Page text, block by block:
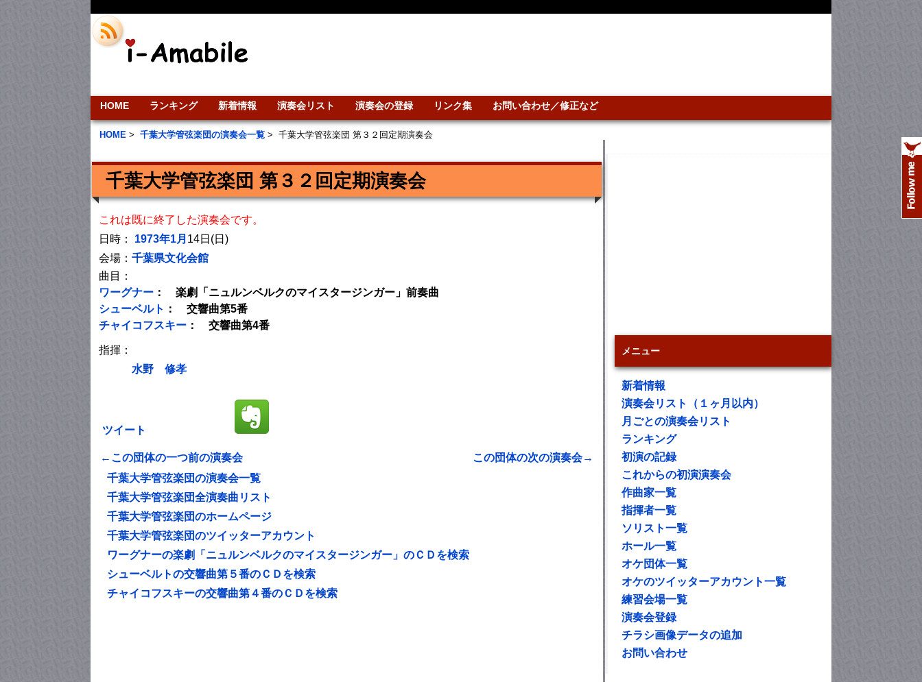
HOME ランキング 新着情報 演奏会リスト 演奏会の登録 リンク集 お問い合わせ／修正など
HOME > 千葉大学管弦楽団の演奏会一覧 > 千葉大学管弦楽団 第３２回定期演奏会
千葉大学管弦楽団 第３２回定期演奏会
これは既に終了した演奏会です。
日時： 1973年1月 14日(日)
会場： 千葉県文化会館
曲目：
ワーグナー ： 楽劇「ニュルンベルクのマイスタージンガー」前奏曲
シューベルト ： 交響曲第5番
チャイコフスキー ： 交響曲第4番
指揮：
水野 修孝
ツイート
←この団体の一つ前の演奏会
この団体の次の演奏会→
千葉大学管弦楽団の演奏会一覧
千葉大学管弦楽団全演奏曲リスト
千葉大学管弦楽団のホームページ
千葉大学管弦楽団のツイッターアカウント
ワーグナーの楽劇「ニュルンベルクのマイスタージンガー」のＣＤを検索
シューベルトの交響曲第５番のＣＤを検索
チャイコフスキーの交響曲第４番のＣＤを検索
メニュー
新着情報
演奏会リスト（１ヶ月以内）
月ごとの演奏会リスト
ランキング
初演の記録
これからの初演演奏会
作曲家一覧
指揮者一覧
ソリスト一覧
ホール一覧
オケ団体一覧
オケのツイッターアカウント一覧
練習会場一覧
演奏会登録
チラシ画像データの追加
お問い合わせ